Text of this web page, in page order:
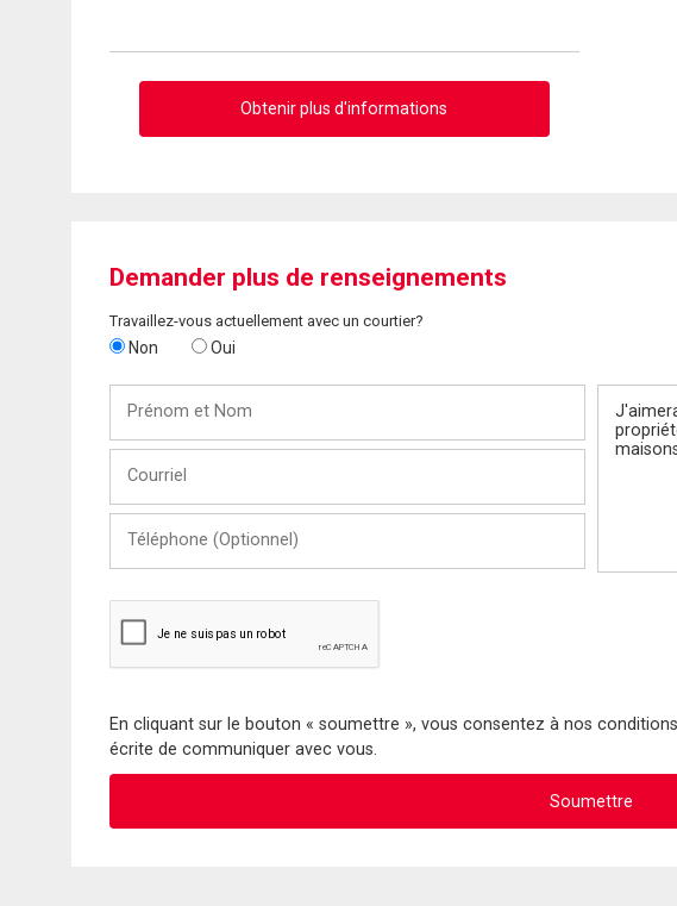
Obtenir plus d'informations
Demander plus de renseignements
Travaillez-vous actuellement avec un courtier?
Non Oui
Nom
(Optionnel)
En cliquant sur le bouton « soumettre », vous consentez à nos
écrite de communiquer avec vous.